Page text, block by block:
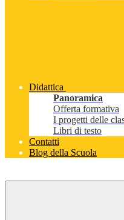
Didattica
Panoramica
Offerta formativa
I progetti delle
Libri di testo
Contatti
Blog della Scuola